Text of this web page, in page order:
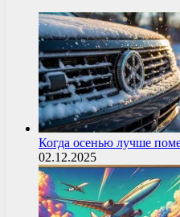
Когда осенью лучше
02.12.2025